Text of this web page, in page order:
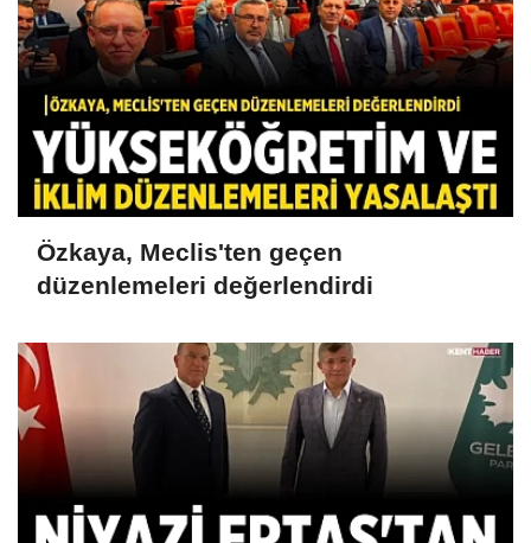
Özkaya, Meclis'ten geçen
düzenlemeleri değerlendirdi